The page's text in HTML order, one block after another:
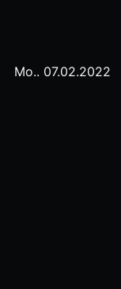
Mo.. 07.02.2022